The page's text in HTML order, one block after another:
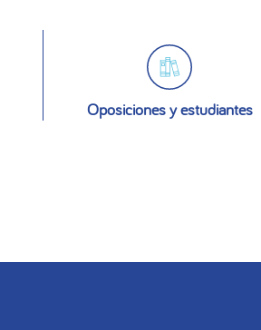
Oposiciones y estudiantes